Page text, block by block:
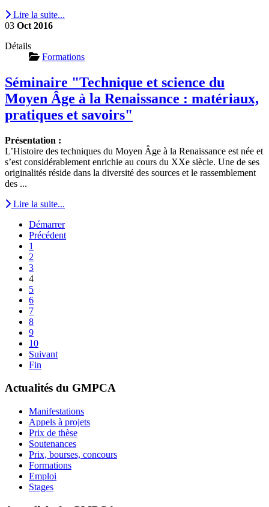
Lire la suite...
03 Oct 2016
Détails
Formations
Séminaire "Technique et science du
Moyen Âge à la Renaissance : matériaux,
pratiques et savoirs"
Présentation :
L’Histoire des techniques du Moyen Âge à la Renaissance est née et
s’est considérablement enrichie au cours du XXe siècle. Une de ses
originalités réside dans la diversité des sources et le rassemblement
des ...
Lire la suite...
Démarrer
Précédent
1
2
3
4
5
6
7
8
9
10
Suivant
Fin
Actualités du GMPCA
Manifestations
Appels à projets
Prix de thèse
Soutenances
Prix, bourses, concours
Formations
Emploi
Stages